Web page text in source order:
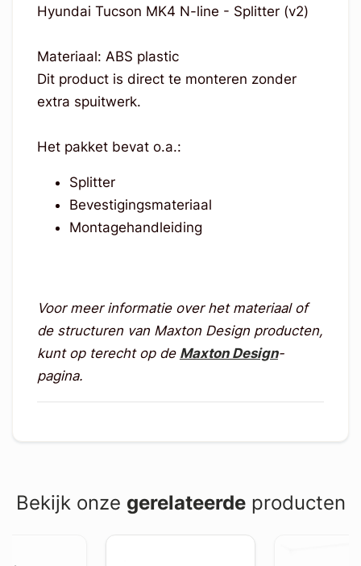
Hyundai Tucson MK4 N-line - Splitter (v2)
Materiaal: ABS plastic
Dit product is direct te monteren zonder
extra spuitwerk.
Het pakket bevat o.a.:
Splitter
Bevestigingsmateriaal
Montagehandleiding
Voor meer informatie over het materiaal of
de structuren van Maxton Design producten,
kunt op terecht op de Maxton Design-
pagina.
Bekijk onze gerelateerdeproducten